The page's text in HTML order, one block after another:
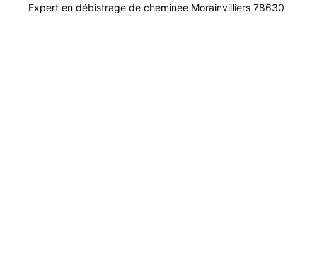
Expert en débistrage de cheminée Morainvilliers 78630